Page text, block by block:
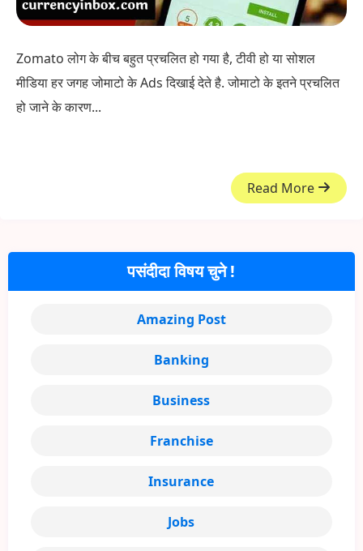
Zomato लोग के बीच बहुत प्रचलित हो गया है, टीवी हो या सोशल
मीडिया हर जगह जोमाटो के Ads दिखाई देते है. जोमाटो के इतने प्रचलित
हो जाने के कारण...
Read More
पसंदीदा विषय चुने !
Amazing Post
Banking
Business
Franchise
Insurance
Jobs